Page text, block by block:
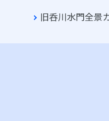
旧呑川水門全景